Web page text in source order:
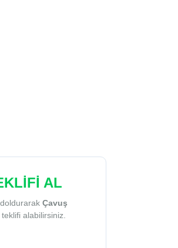
AL
doldurarakÇavuş
alabilirsiniz.